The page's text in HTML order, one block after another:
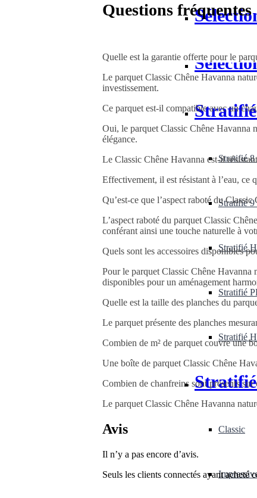
Stratifié 8
Stratifié 9
Stratifié
Stratifié
Stratifié
Classic
Questions fréquentes
Quelle est la garantie offerte pour le
Le parquet Classic Chêne Havanna
investissement.
Ce parquet est-il compatible avec un
Oui, le parquet Classic Chêne Havanna
élégance.
Le Classic Chêne Havanna est-il
Effectivement, il est résistant à l’eau, ce
Qu’est-ce que l’aspect raboté du Classic
L’aspect raboté du parquet Classic
conférant ainsi une touche naturelle à
Quels sont les accessoires disponibles
Pour le parquet Classic Chêne Havanna
disponibles pour un aménagement
Quelle est la taille des planches du
Le parquet présente des planches
Combien de m² de parquet couvre une
Une boîte de parquet Classic Chêne
Combien de chanfreins sont présents
Le parquet Classic Chêne Havanna
Avis
Il n’y a pas encore d’avis.
Seuls les clients connectés ayant acheté